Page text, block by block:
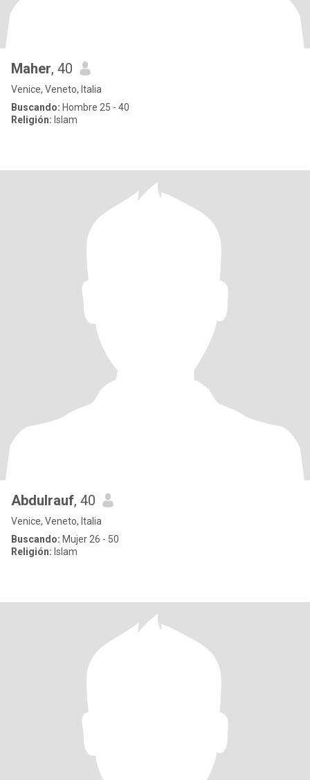
Maher, 40
Venice, Veneto, Italia
Buscando: Hombre 25 - 40
Religión: Islam
Abdulrauf, 40
Venice, Veneto, Italia
Buscando: Mujer 26 - 50
Religión: Islam